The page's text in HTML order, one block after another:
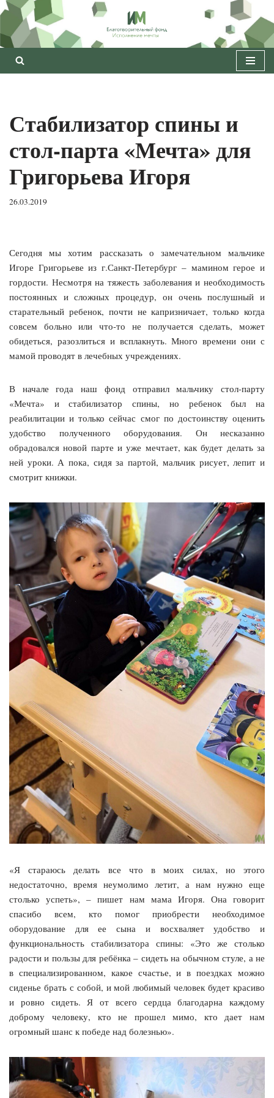
Перейти
к
содержимому
Стабилизатор спины и
стол-парта «Мечта» для
Григорьева Игоря
26.03.2019
Сегодня мы хотим рассказать о замечательном мальчике
Игоре Григорьеве из г.Санкт-Петербург – мамином герое и
гордости. Несмотря на тяжесть заболевания и необходимость
постоянных и сложных процедур, он очень послушный и
старательный ребенок, почти не капризничает, только когда
совсем больно или что-то не получается сделать, может
обидеться, разозлиться и всплакнуть. Много времени они с
мамой проводят в лечебных учреждениях.
В начале года наш фонд отправил мальчику стол-парту
«Мечта» и стабилизатор спины, но ребенок был на
реабилитации и только сейчас смог по достоинству оценить
удобство полученного оборудования. Он несказанно
обрадовался новой парте и уже мечтает, как будет делать за
ней уроки. А пока, сидя за партой, мальчик рисует, лепит и
смотрит книжки.
«Я стараюсь делать все что в моих силах, но этого
недостаточно, время неумолимо летит, а нам нужно еще
столько успеть», – пишет нам мама Игоря. Она говорит
спасибо всем, кто помог приобрести необходимое
оборудование для ее сына и восхваляет удобство и
функциональность стабилизатора спины: «Это же столько
радости и пользы для ребёнка – сидеть на обычном стуле, а не
в специализированном, какое счастье, и в поездках можно
сиденье брать с собой, и мой любимый человек будет красиво
и ровно сидеть. Я от всего сердца благодарна каждому
доброму человеку, кто не прошел мимо, кто дает нам
огромный шанс к победе над болезнью».